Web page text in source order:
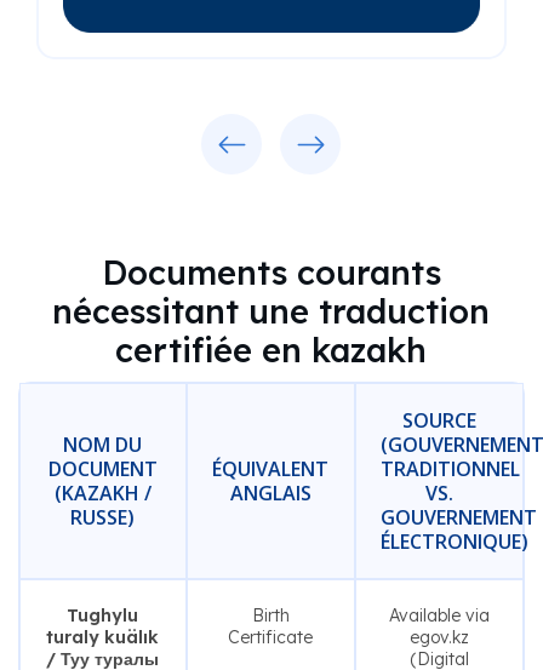
Documents courants
nécessitant une traduction
certifiée en kazakh
NOM DU
DOCUMENT
(KAZAKH /
RUSSE)
ÉQUIVALENT
ANGLAIS
SOURCE
(GOUVERNEMENT
TRADITIONNEL
VS.
GOUVERNEMENT
ÉLECTRONIQUE)
Tughylu
turaly kuälık
/ Туу туралы
Birth
Certificate
Available via
egov.kz
(Digital